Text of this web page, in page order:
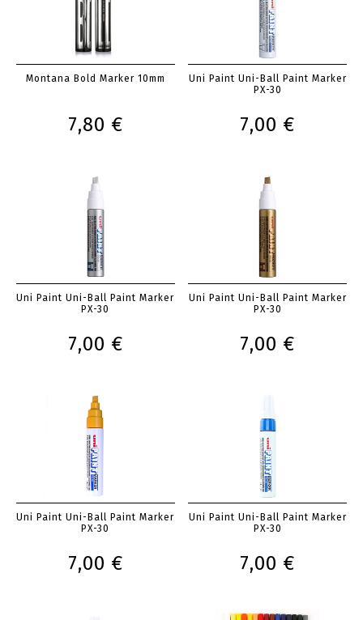
Montana Bold Marker 10mm
7,80 €
Uni Paint Uni-Ball Paint Marker
PX-30
7,00 €
Uni Paint Uni-Ball Paint Marker
PX-30
7,00 €
Uni Paint Uni-Ball Paint Marker
PX-30
7,00 €
Uni Paint Uni-Ball Paint Marker
PX-30
7,00 €
Uni Paint Uni-Ball Paint Marker
PX-30
7,00 €